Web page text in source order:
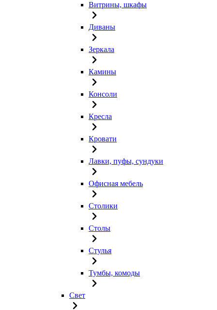
Витрины, шкафы
Диваны
Зеркала
Камины
Консоли
Кресла
Кровати
Лавки, пуфы, сундуки
Офисная мебель
Столики
Столы
Стулья
Тумбы, комоды
Свет